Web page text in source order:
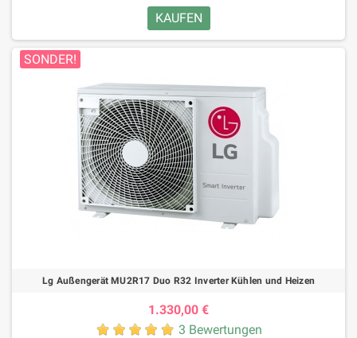
KAUFEN
SONDER!
Lg Außengerät MU2R17 Duo R32 Inverter Kühlen und Heizen
1.330,00 €
3 Bewertungen